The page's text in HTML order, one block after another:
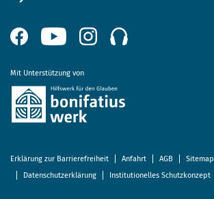
Mit Unterstützung von
Erklärung zur Barrierefreiheit Anfahrt AGB Sitemap
Datenschutzerklärung
Institutionelles Schutzkonzept